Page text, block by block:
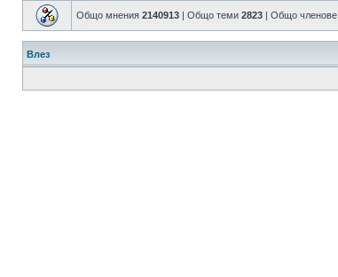
Общо мнения 2140913 | Общо теми 2823 | Общо членове
Влез